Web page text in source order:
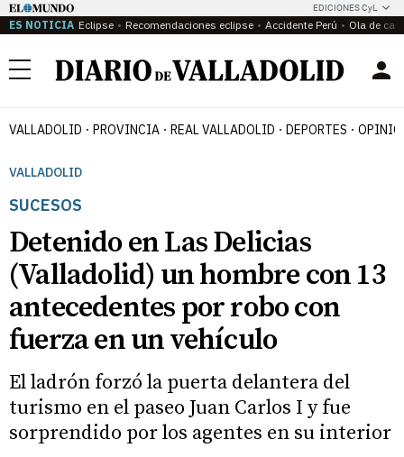
EDICIONES CyL
ES NOTICIA Eclipse Recomendaciones eclipse Accidente Perú Ola de
Menú
VALLADOLID PROVINCIA REAL VALLADOLID DEPORTES
VALLADOLID
SUCESOS
Detenido en Las Delicias
(Valladolid) un hombre con 13
antecedentes por robo con
fuerza en un vehículo
El ladrón forzó la puerta delantera del
turismo en el paseo Juan Carlos I y fue
sorprendido por los agentes en su interior